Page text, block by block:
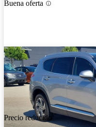
Buena oferta
Precio reducido